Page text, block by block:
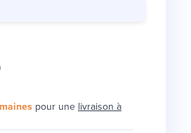
pour unelivraison à